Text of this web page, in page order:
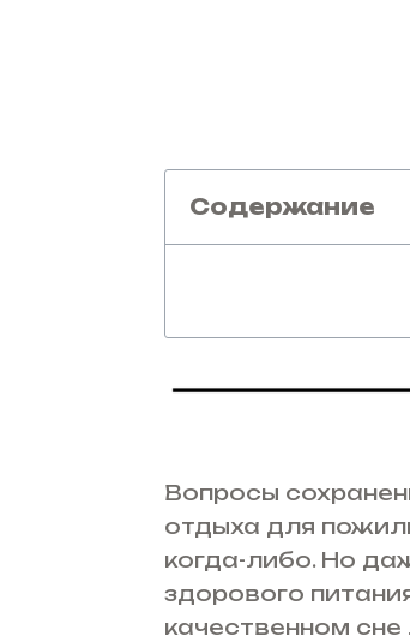
Содержание
Вопросы
отдыха для
когда-либо. Но
здорового
качественном